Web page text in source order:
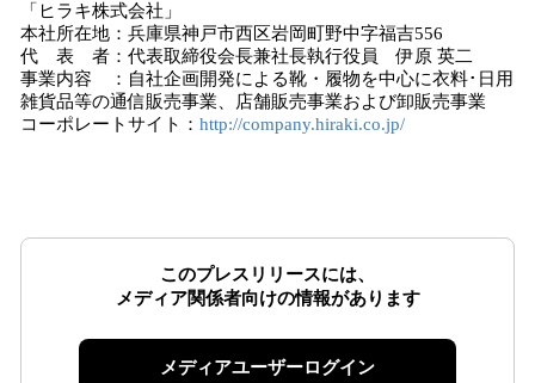
「ヒラキ株式会社」
本社所在地：兵庫県神戸市西区岩岡町野中字福吉556
代 表 者：代表取締役会長兼社長執行役員 伊原 英二
事業内容 ：自社企画開発による靴・履物を中心に衣料･日用
雑貨品等の通信販売事業、店舗販売事業および卸販売事業
コーポレートサイト： http://company.hiraki.co.jp/
このプレスリリースには、
メディア関係者向けの情報があります
メディアユーザーログイン